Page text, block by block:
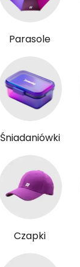
Parasole
Śniadaniówki
Czapki